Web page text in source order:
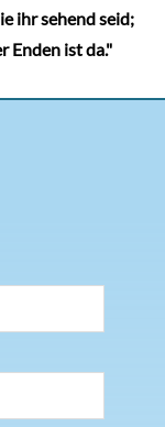
ihr sehend seid;
Enden ist da."